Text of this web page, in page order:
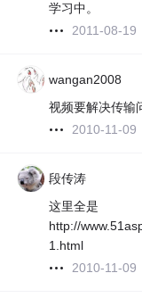
学习中。
2011-08-19
wangan2008
视频要解决传输
2010-11-09
段传涛
这里全是
http://
1.html
2010-11-09